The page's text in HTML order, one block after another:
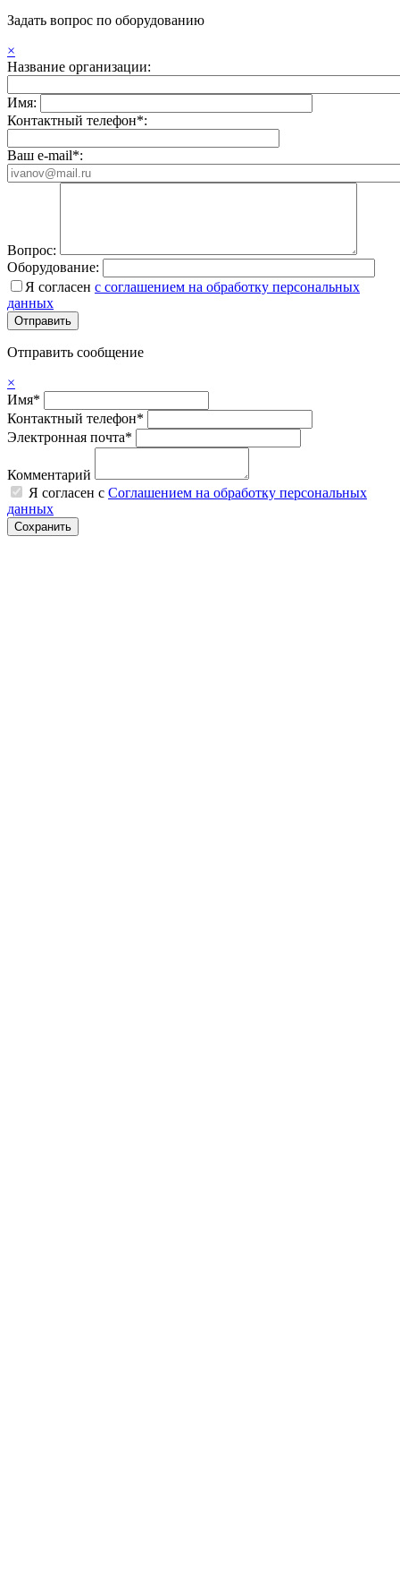
Задать вопрос по оборудованию
×
Название организации:
Имя:
Контактный телефон*:
Ваш e-mail*:
Вопрос:
Оборудование:
Я согласен с соглашением на обработку персональных
данных
Отправить сообщение
×
Имя*
Контактный телефон*
Электронная почта*
Комментарий
Я согласен с Соглашением на обработку персональных
данных